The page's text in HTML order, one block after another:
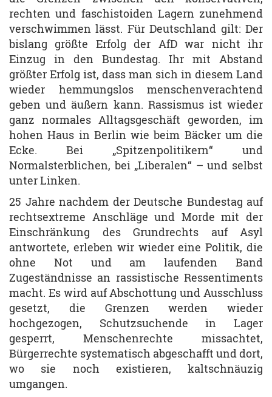
rechten und faschistoiden Lagern zunehmend
verschwimmen lässt. Für Deutschland gilt: Der
bislang größte Erfolg der AfD war nicht ihr
Einzug in den Bundestag. Ihr mit Abstand
größter Erfolg ist, dass man sich in diesem Land
wieder hemmungslos menschenverachtend
geben und äußern kann. Rassismus ist wieder
ganz normales Alltagsgeschäft geworden, im
hohen Haus in Berlin wie beim Bäcker um die
Ecke. Bei „Spitzenpolitikern“ und
Normalsterblichen, bei „Liberalen“ – und selbst
unter Linken.
25 Jahre nachdem der Deutsche Bundestag auf
rechtsextreme Anschläge und Morde mit der
Einschränkung des Grundrechts auf Asyl
antwortete, erleben wir wieder eine Politik, die
ohne Not und am laufenden Band
Zugeständnisse an rassistische Ressentiments
macht. Es wird auf Abschottung und Ausschluss
gesetzt, die Grenzen werden wieder
hochgezogen, Schutzsuchende in Lager
gesperrt, Menschenrechte missachtet,
Bürgerrechte systematisch abgeschafft und dort,
wo sie noch existieren, kaltschnäuzig
umgangen.